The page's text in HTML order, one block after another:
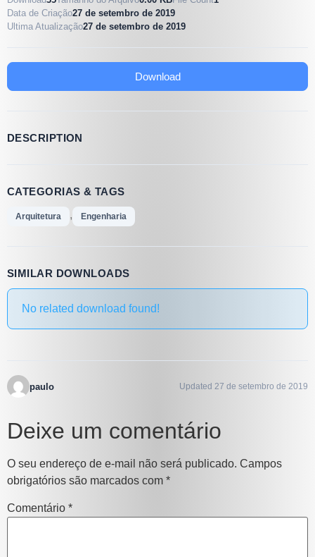
Data de Criação27 de setembro de 2019
Ultima Atualização27 de setembro de 2019
Download
DESCRIPTION
CATEGORIAS & TAGS
Arquitetura , Engenharia
SIMILAR DOWNLOADS
No related download found!
paulo Updated 27 de setembro de 2019
Deixe um comentário
O seu endereço de e-mail não será publicado. Campos
obrigatórios são marcados com *
Comentário *